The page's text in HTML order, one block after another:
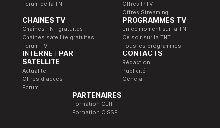
Forum de la TNT
Offres IPTV
Offres Streaming
CHAINES TV
Chaînes TNT gratuites
Chaînes satellite gratuites
Forum TV
PROGRAMMES TV
En ce moment sur la TNT
Ce soir sur la TNT
Tous les programmes
INTERNET PAR
SATELLITE
Actualité
Offres d'accès
Forum
CONTACTS
Rédaction
Publicité
Général
PARTENAIRES
Formation CEH
Formation CISSP